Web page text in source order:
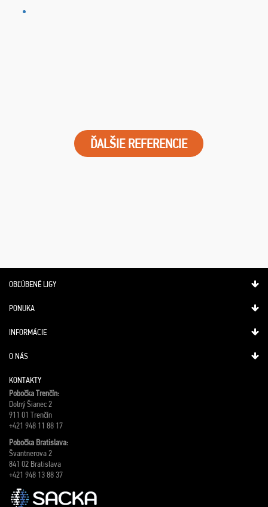
ĎALŠIE REFERENCIE
OBĽÚBENÉ LIGY
PONUKA
INFORMÁCIE
O NÁS
KONTAKTY
Pobočka Trenčín:
Dolný Šianec 2
911 01 Trenčín
+421 948 11 88 17
Pobočka Bratislava:
Švantnerova 2
841 02 Bratislava
+421 948 13 88 37